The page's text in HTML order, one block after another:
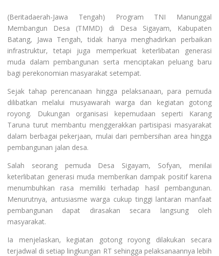
(Beritadaerah-Jawa Tengah) Program TNI Manunggal
Membangun Desa (TMMD) di Desa Sigayam, Kabupaten
Batang, Jawa Tengah, tidak hanya menghadirkan perbaikan
infrastruktur, tetapi juga memperkuat keterlibatan generasi
muda dalam pembangunan serta menciptakan peluang baru
bagi perekonomian masyarakat setempat.
Sejak tahap perencanaan hingga pelaksanaan, para pemuda
dilibatkan melalui musyawarah warga dan kegiatan gotong
royong. Dukungan organisasi kepemudaan seperti Karang
Taruna turut membantu menggerakkan partisipasi masyarakat
dalam berbagai pekerjaan, mulai dari pembersihan area hingga
pembangunan jalan desa.
Salah seorang pemuda Desa Sigayam, Sofyan, menilai
keterlibatan generasi muda memberikan dampak positif karena
menumbuhkan rasa memiliki terhadap hasil pembangunan.
Menurutnya, antusiasme warga cukup tinggi lantaran manfaat
pembangunan dapat dirasakan secara langsung oleh
masyarakat.
Ia menjelaskan, kegiatan gotong royong dilakukan secara
terjadwal di setiap lingkungan RT sehingga pelaksanaannya lebih